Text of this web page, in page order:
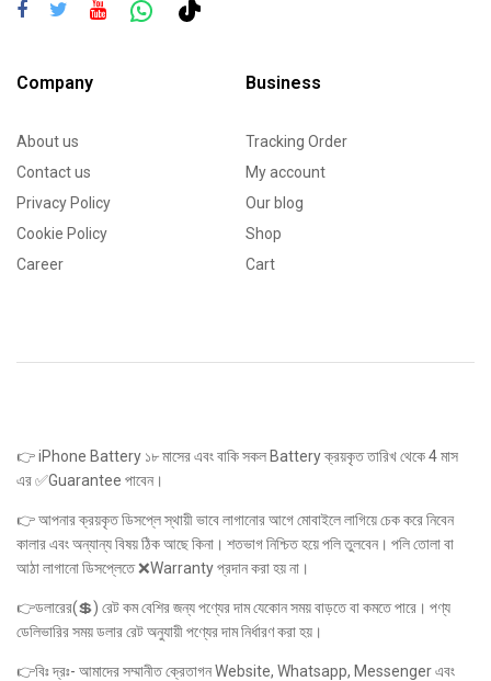
Company
About us
Contact us
Privacy Policy
Cookie Policy
Career
Business
Tracking Order
My account
Our blog
Shop
Cart
👉 iPhone Battery ১৮ মাসের এবং বাকি সকল Battery ক্রয়কৃত তারিখ থেকে 4 মাস
এর ✅Guarantee পাবেন।
👉 আপনার ক্রয়কৃত ডিসপ্লে স্থায়ী ভাবে লাগানোর আগে মোবাইলে লাগিয়ে চেক করে নিবেন
কালার এবং অন্যান্য বিষয় ঠিক আছে কিনা। শতভাগ নিশ্চিত হয়ে পলি তুলবেন। পলি তোলা বা
আঠা লাগানো ডিসপ্লেতে ❌Warranty প্রদান করা হয় না।
👉ডলারের(💲) রেট কম বেশির জন্য পণ্যের দাম যেকোন সময় বাড়তে বা কমতে পারে। পণ্য
ডেলিভারির সময় ডলার রেট অনুযায়ী পণ্যের দাম নির্ধারণ করা হয়।
👉বিঃ দ্রঃ- আমাদের সম্মানীত ক্রেতাগন Website, Whatsapp, Messenger এবং